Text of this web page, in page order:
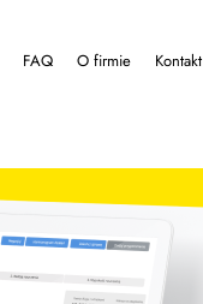
FAQ O firmie Kontakt